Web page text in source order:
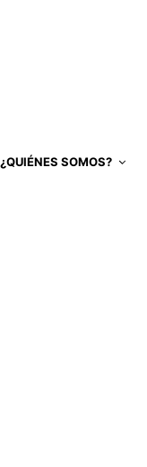
¿QUIÉNES SOMOS?